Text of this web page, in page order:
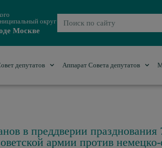
округ
Москве
депутатов Аппарат Совета депутатов
в преддверии
армии против